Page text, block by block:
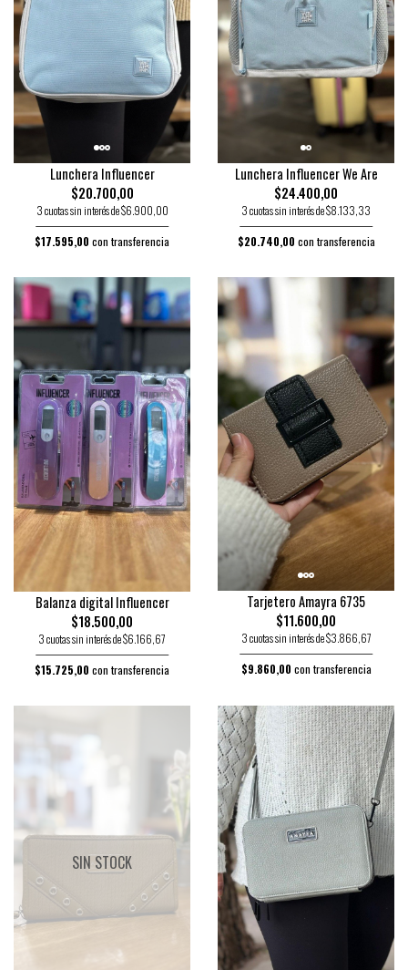
Lunchera Influencer
$20.700,00
3 cuotas sin interés de $6.900,00
$17.595,00 con transferencia
Lunchera Influencer We Are
$24.400,00
3 cuotas sin interés de $8.133,33
$20.740,00 con transferencia
Balanza digital Influencer
$18.500,00
3 cuotas sin interés de $6.166,67
$15.725,00 con transferencia
Tarjetero Amayra 6735
$11.600,00
3 cuotas sin interés de $3.866,67
$9.860,00 con transferencia
SIN STOCK